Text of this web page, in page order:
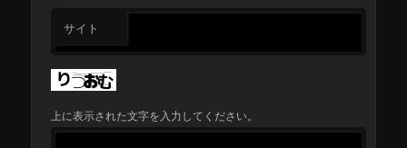
サイト
上に表示された文字を入力してください。